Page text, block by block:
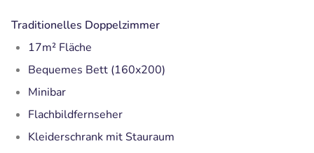
Traditionelles Doppelzimmer
17m² Fläche
Bequemes Bett (160x200)
Minibar
Flachbildfernseher
Kleiderschrank mit Stauraum